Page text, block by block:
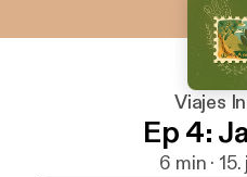
Viajes
Ep 4:
6 min ·